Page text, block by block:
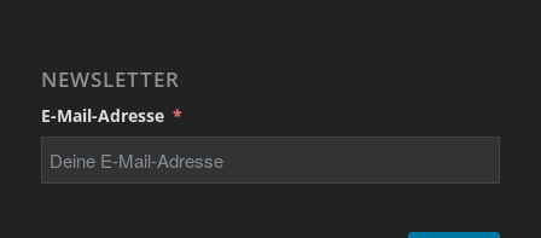
NEWSLETTER
E-Mail-Adresse